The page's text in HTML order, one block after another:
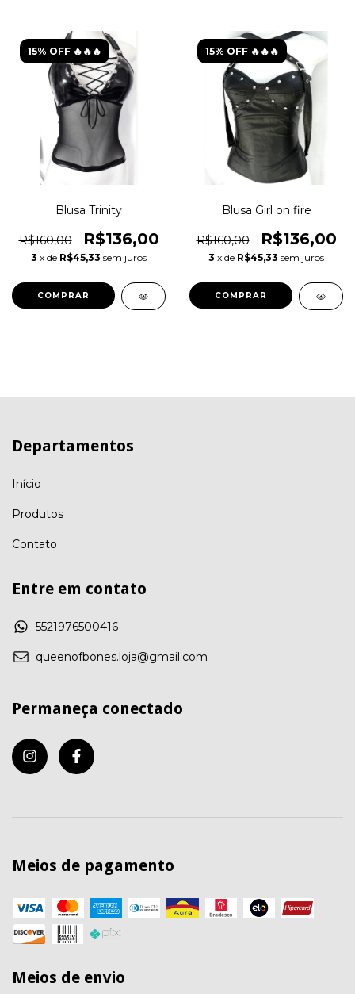
15% OFF 🔥🔥🔥
Blusa Trinity
R$160,00 R$136,00
3 x de R$45,33 sem juros
COMPRAR
15% OFF 🔥🔥🔥
Blusa Girl on fire
R$160,00 R$136,00
3 x de R$45,33 sem juros
COMPRAR
Departamentos
Início
Produtos
Contato
Entre em contato
5521976500416
queenofbones.loja@gmail.com
Permaneça conectado
Meios de pagamento
Meios de envio